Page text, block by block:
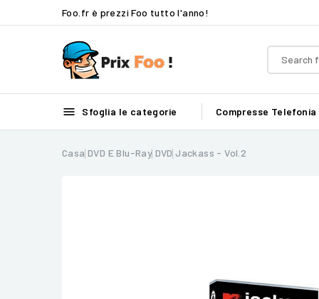
Foo.fr è prezzi Foo tutto l'anno!
 Sfoglia le categorie Compresse Telefonia
Casa DVD E Blu-Ray DVD Jackass - Vol.2